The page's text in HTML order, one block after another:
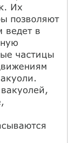
Их
позволяют
ведет в
частицы